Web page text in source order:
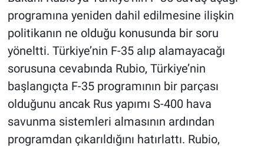
programına yeniden dahil edilmesine ilişkin
politikanın ne olduğu konusunda bir soru
yöneltti. Türkiye’nin F-35 alıp alamayacağı
sorusuna cevabında Rubio, Türkiye’nin
başlangıçta F-35 programının bir parçası
olduğunu ancak Rus yapımı S-400 hava
savunma sistemleri almasının ardından
programdan çıkarıldığını hatırlattı. Rubio,